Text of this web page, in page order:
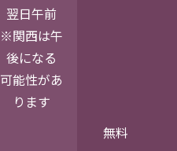
無料
翌日午前
※関西は午
後になる
可能性があ
ります